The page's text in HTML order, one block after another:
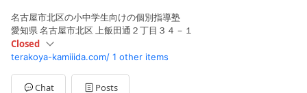
名古屋市北区の小中学生向けの個別指導塾
愛知県 名古屋市北区 上飯田通２丁目３４－１
Closed
SunClosed
Mon14: - 21:
Tue14: - 21:
terakoya-kamiiida.com/ 1 other items
Chat Posts